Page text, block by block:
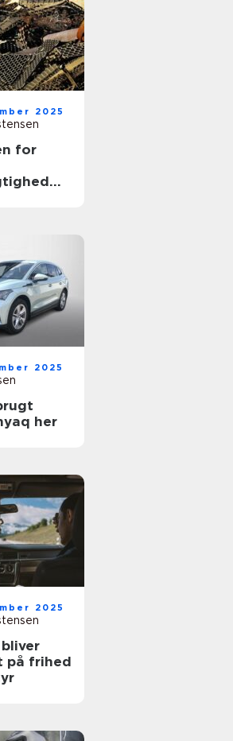
2025
for
2025
her
2025
på frihed